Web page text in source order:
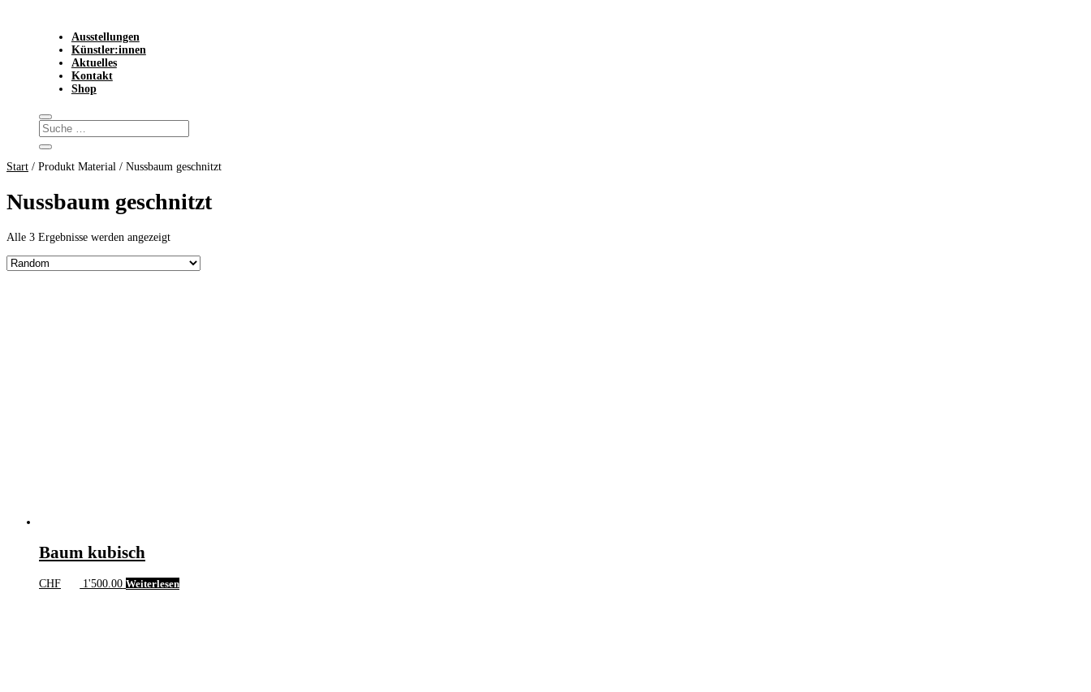
Ausstellungen
Künstler:innen
Aktuelles
Kontakt
Shop
Start / Produkt Material / Nussbaum geschnitzt
Nussbaum geschnitzt
Alle 3 Ergebnisse werden angezeigt
Baum kubisch
CHF 1'500.00 Weiterlesen